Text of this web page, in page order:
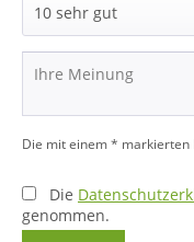
Die mit einem * markierten
Die
genommen.